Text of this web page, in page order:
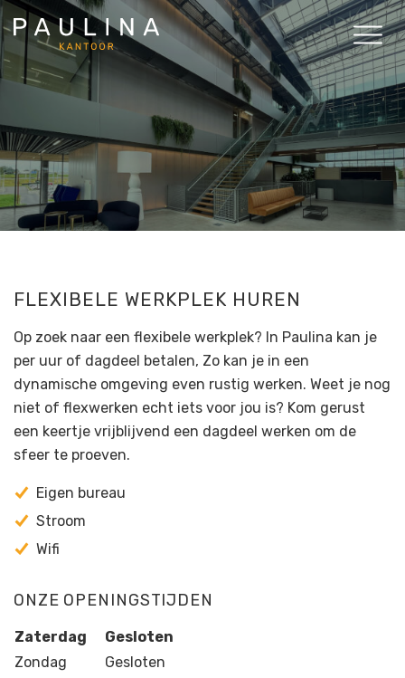
Ga direct naarde inhoud.
FLEXIBELE WERKPLEK HUREN
Op zoek naar een flexibele werkplek? In Paulina kan je
per uur of dagdeel betalen, Zo kan je in een
dynamische omgeving even rustig werken. Weet je nog
niet of flexwerken echt iets voor jou is? Kom gerust
een keertje vrijblijvend een dagdeel werken om de
sfeer te proeven.
Eigen bureau
Stroom
Wifi
ONZE OPENINGSTIJDEN
Zaterdag
Gesloten
Zondag
Gesloten